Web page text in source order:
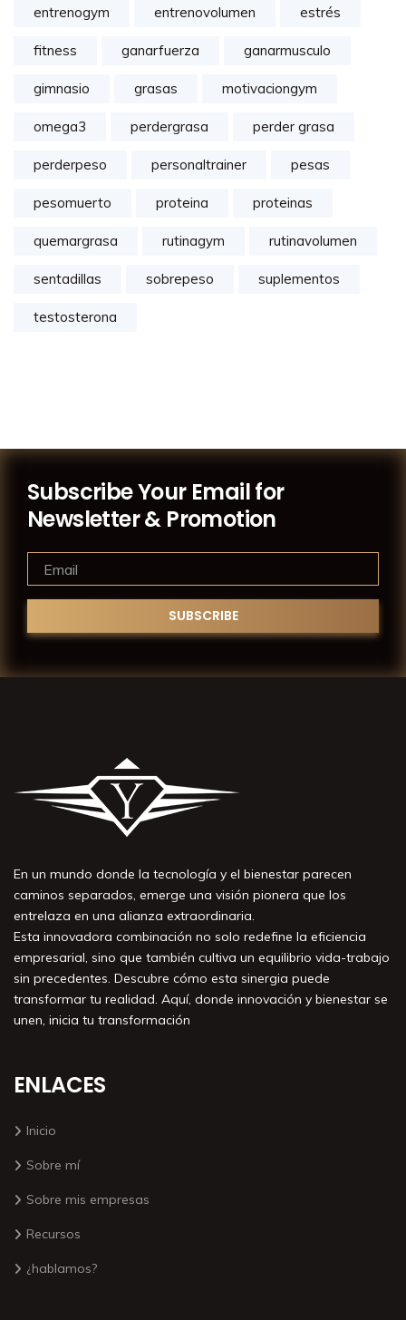
entrenogym entrenovolumen estrés
fitness ganarfuerza ganarmusculo
gimnasio grasas motivaciongym
omega3 perdergrasa perder grasa
perderpeso personaltrainer pesas
pesomuerto proteina proteinas
quemargrasa rutinagym rutinavolumen
sentadillas sobrepeso suplementos
testosterona
Subscribe Your Email for
Newsletter & Promotion
En un mundo donde la tecnología y el bienestar parecen
caminos separados, emerge una visión pionera que los
entrelaza en una alianza extraordinaria.
Esta innovadora combinación no solo redefine la eficiencia
empresarial, sino que también cultiva un equilibrio vida-trabajo
sin precedentes. Descubre cómo esta sinergia puede
transformar tu realidad. Aquí, donde innovación y bienestar se
unen, inicia tu transformación
ENLACES
Inicio
Sobre mí
Sobre mis empresas
Recursos
¿hablamos?